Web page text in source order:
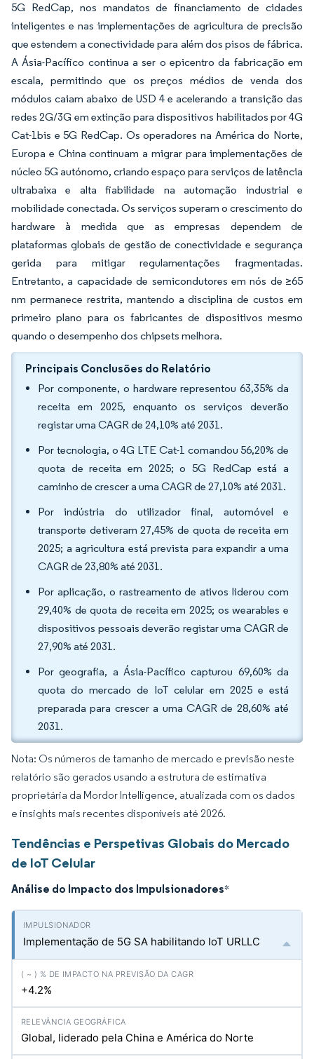
5G RedCap, nos mandatos de financiamento de cidades
inteligentes e nas implementações de agricultura de precisão
que estendem a conectividade para além dos pisos de fábrica.
A Ásia-Pacífico continua a ser o epicentro da fabricação em
escala, permitindo que os preços médios de venda dos
módulos caiam abaixo de USD 4 e acelerando a transição das
redes 2G/3G em extinção para dispositivos habilitados por 4G
Cat-1bis e 5G RedCap. Os operadores na América do Norte,
Europa e China continuam a migrar para implementações de
núcleo 5G autónomo, criando espaço para serviços de latência
ultrabaixa e alta fiabilidade na automação industrial e
mobilidade conectada. Os serviços superam o crescimento do
hardware à medida que as empresas dependem de
plataformas globais de gestão de conectividade e segurança
gerida para mitigar regulamentações fragmentadas.
Entretanto, a capacidade de semicondutores em nós de ≥65
nm permanece restrita, mantendo a disciplina de custos em
primeiro plano para os fabricantes de dispositivos mesmo
quando o desempenho dos chipsets melhora.
Principais Conclusões do Relatório
Por componente, o hardware representou 63,35% da
receita em 2025, enquanto os serviços deverão
registar uma CAGR de 24,10% até 2031.
Por tecnologia, o 4G LTE Cat-1 comandou 56,20% de
quota de receita em 2025; o 5G RedCap está a
caminho de crescer a uma CAGR de 27,10% até 2031.
Por indústria do utilizador final, automóvel e
transporte detiveram 27,45% de quota de receita em
2025; a agricultura está prevista para expandir a uma
CAGR de 23,80% até 2031.
Por aplicação, o rastreamento de ativos liderou com
29,40% de quota de receita em 2025; os wearables e
dispositivos pessoais deverão registar uma CAGR de
27,90% até 2031.
Por geografia, a Ásia-Pacífico capturou 69,60% da
quota do mercado de IoT celular em 2025 e está
preparada para crescer a uma CAGR de 28,60% até
2031.
Nota: Os números de tamanho de mercado e previsão neste
relatório são gerados usando a estrutura de estimativa
proprietária da Mordor Intelligence, atualizada com os dados
e insights mais recentes disponíveis até 2026.
Tendências e Perspetivas Globais do Mercado
de IoT Celular
Análise do Impacto dos Impulsionadores*
Implementação de 5G SA habilitando IoT URLLC
+4.2%
Global, liderado pela China e América do Norte